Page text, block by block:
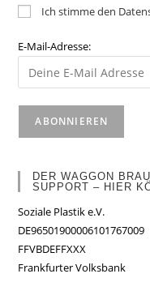
Ich stimme den
E-Mail-Adresse:
DER WAGGON
SUPPORT – HIER
Soziale Plastik e.V.
DE96501900006101767009
FFVBDEFFXXX
Frankfurter Volksbank